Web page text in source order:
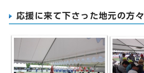
応援に来て下さった地元の方々